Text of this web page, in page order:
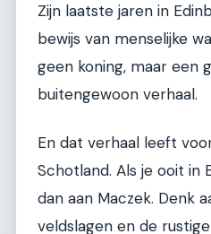
Zijn laatste jaren in
bewijs van menselijke
geen koning, maar een
buitengewoon verhaal.
En dat verhaal leeft
Schotland. Als je ooit in
dan aan Maczek. Denk
veldslagen en de